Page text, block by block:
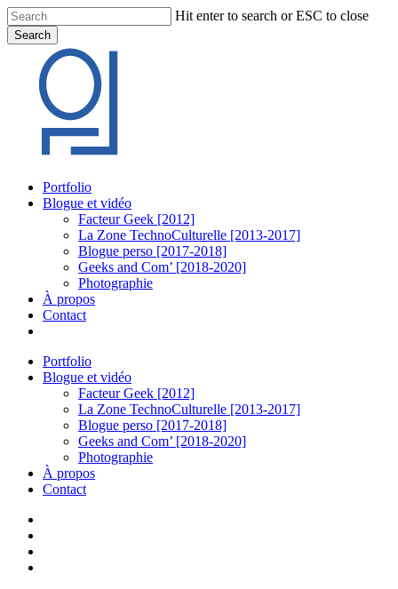
Skip
to
main
content
Hit enter to search or ESC to close
Search
Search
Menu
Portfolio
Blogue et vidéo
Facteur Geek [2012]
La Zone TechnoCulturelle [2013-2017]
Blogue perso [2017-2018]
Geeks and Com’ [2018-2020]
Photographie
À propos
Contact
Portfolio
Blogue et vidéo
Facteur Geek [2012]
La Zone TechnoCulturelle [2013-2017]
Blogue perso [2017-2018]
Geeks and Com’ [2018-2020]
Photographie
À propos
Contact